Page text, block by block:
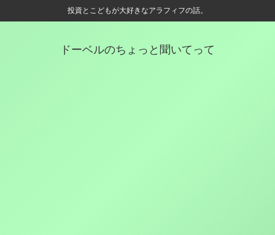
投資とこどもが大好きなアラフィフの話。
ドーベルのちょっと聞いてって